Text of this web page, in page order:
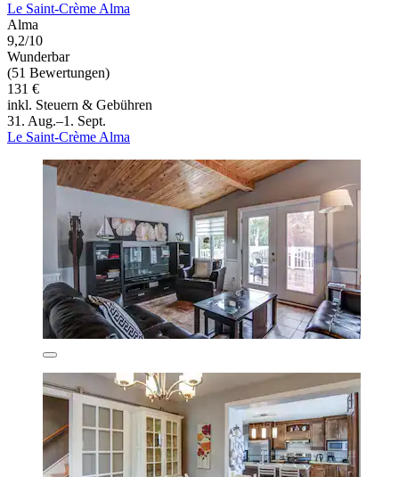
Le Saint-Crème Alma
Alma
9,2/10
Wunderbar
(51 Bewertungen)
131 €
inkl. Steuern & Gebühren
31. Aug.–1. Sept.
Le Saint-Crème Alma